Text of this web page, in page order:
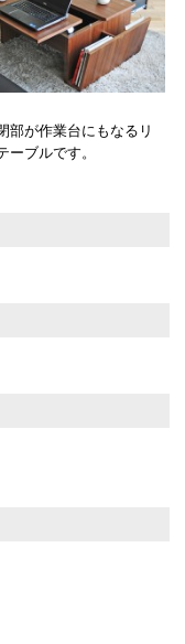
部が作業台にもなるリ
ーブルです。